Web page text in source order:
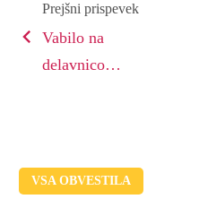
Prejšni prispevek
Vabilo na
delavnico
VSA OBVESTILA